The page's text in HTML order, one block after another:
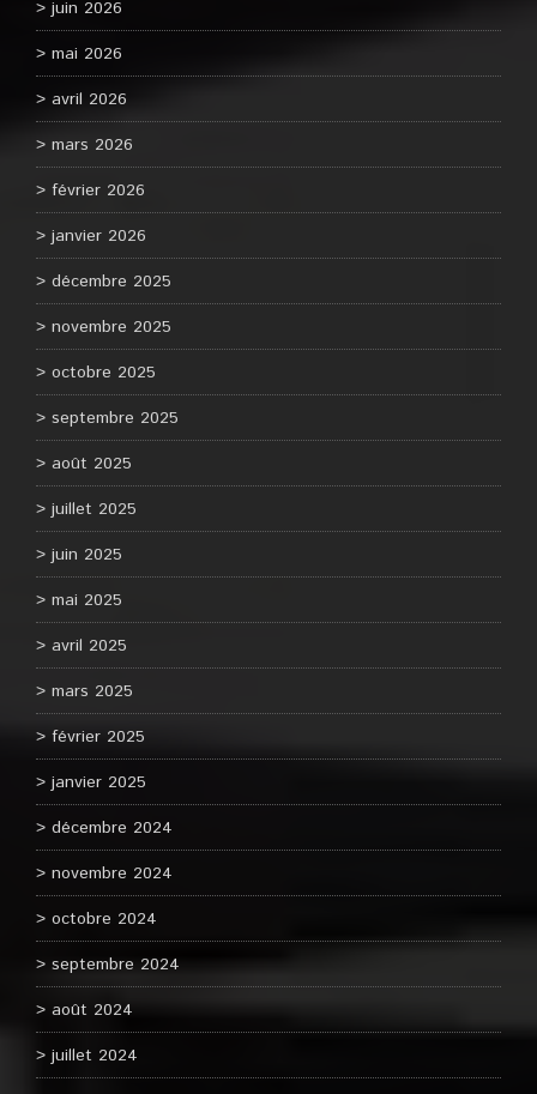
juin 2026
mai 2026
avril 2026
mars 2026
février 2026
janvier 2026
décembre 2025
novembre 2025
octobre 2025
septembre 2025
août 2025
juillet 2025
juin 2025
mai 2025
avril 2025
mars 2025
février 2025
janvier 2025
décembre 2024
novembre 2024
octobre 2024
septembre 2024
août 2024
juillet 2024